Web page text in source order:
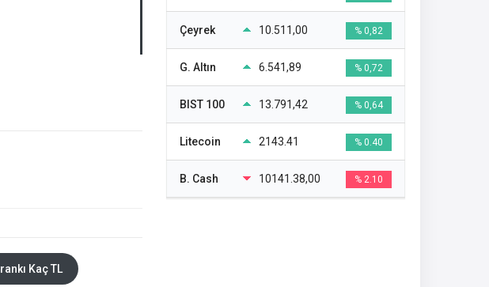
Kaç TL
Çeyrek 10.511,00 % 0,82
G. Altın 6.541,89 % 0,72
BIST 100 13.791,42 % 0,64
Litecoin 2143.41 % 0.40
B. Cash 10141.38,00 % 2.10